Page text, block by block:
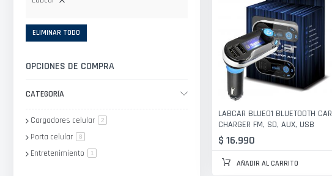
LABCAR BLUE01 BLUETOOTH CAR
CHARGER FM, SD, AUX, USB
$ 16.990
AÑADIR AL CARRITO
ELIMINAR TODO
OPCIONES DE COMPRA
CATEGORÍA
Cargadores celular 2artículo
Porta celular 8artículo
Entretenimiento 1